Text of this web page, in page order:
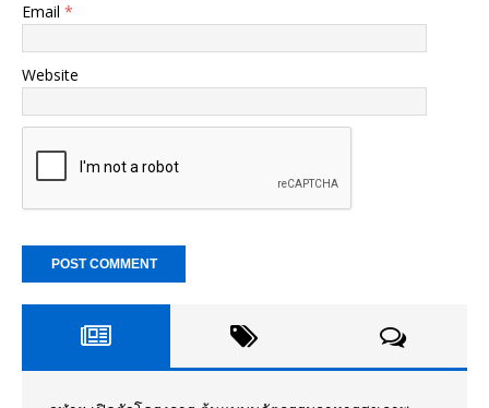
Email *
Website